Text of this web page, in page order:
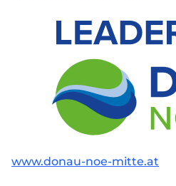
www.donau-noe-mitte.at